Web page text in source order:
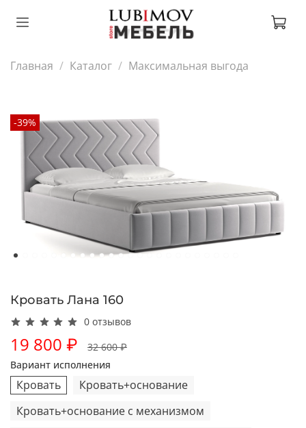
Главная Каталог Максимальная выгода
-39%
Кровать Лана 160
0 отзывов
19 800 ₽
32 600 ₽
Вариант исполнения
Кровать
Кровать+основание
Кровать+основание с механизмом